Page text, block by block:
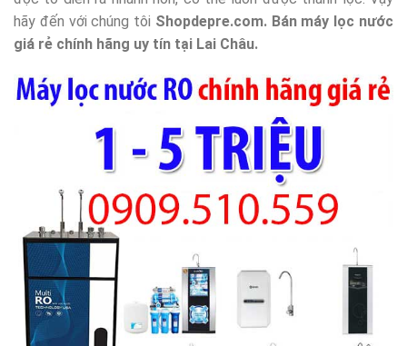
hãy đến với chúng tôi Shopdepre.com. Bán máy lọc nước
giá rẻ chính hãng uy tín tại Lai Châu.